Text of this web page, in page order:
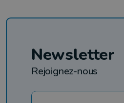
Newsletter
Rejoignez-nous